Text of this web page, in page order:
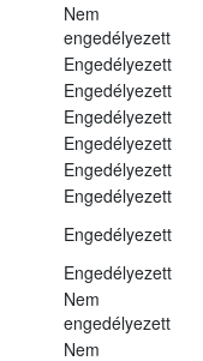
Nem
engedélyezett
Engedélyezett
Engedélyezett
Engedélyezett
Engedélyezett
Engedélyezett
Engedélyezett
Engedélyezett
Engedélyezett
Nem
engedélyezett
Nem